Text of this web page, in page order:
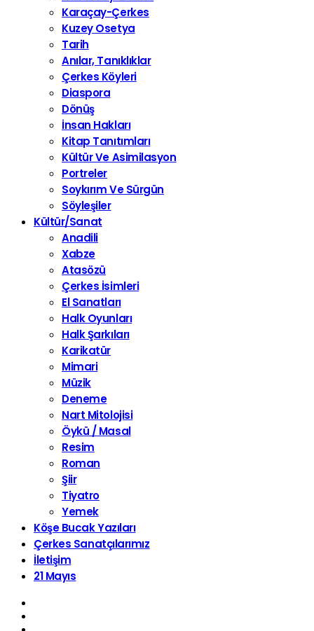
Karaçay-Çerkes
Kuzey Osetya
Tarih
Anılar, Tanıklıklar
Çerkes Köyleri
Diaspora
Dönüş
İnsan Hakları
Kitap Tanıtımları
Kültür Ve Asimilasyon
Portreler
Soykırım Ve Sürgün
Söyleşiler
Kültür/Sanat
Anadili
Xabze
Atasözü
Çerkes İsimleri
El Sanatları
Halk Oyunları
Halk Şarkıları
Karikatür
Mimari
Müzik
Deneme
Nart Mitolojisi
Öykü / Masal
Resim
Roman
Şiir
Tiyatro
Yemek
Köşe Bucak Yazıları
Çerkes Sanatçılarımız
İletişim
21 Mayıs